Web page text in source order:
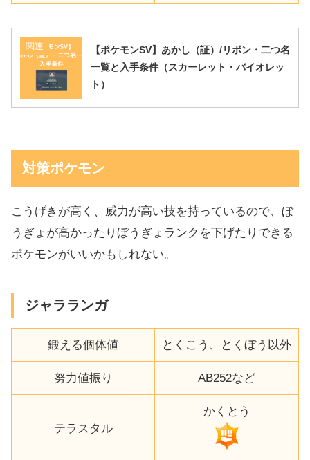
関連
【ポケモンSV】あかし（証）/リボン・二つ名
一覧と入手条件（スカーレット・バイオレッ
ト）
対策ポケモン
こうげきが高く、威力が高い技を持っているので、ぼ
うぎょが高かったりぼうぎょランクを下げたりできる
ポケモンがいいかもしれない。
ジャラランガ
鍛える個体値 とくこう、とくぼう以外
努力値振り AB252など
テラスタル
かくとう